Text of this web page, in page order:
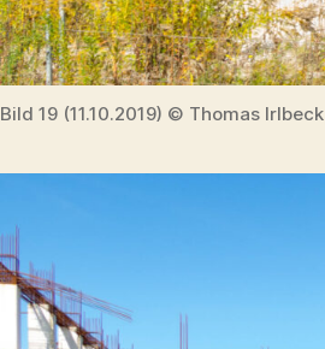
Bild 19 (11.10.2019) © Thomas Irlbeck